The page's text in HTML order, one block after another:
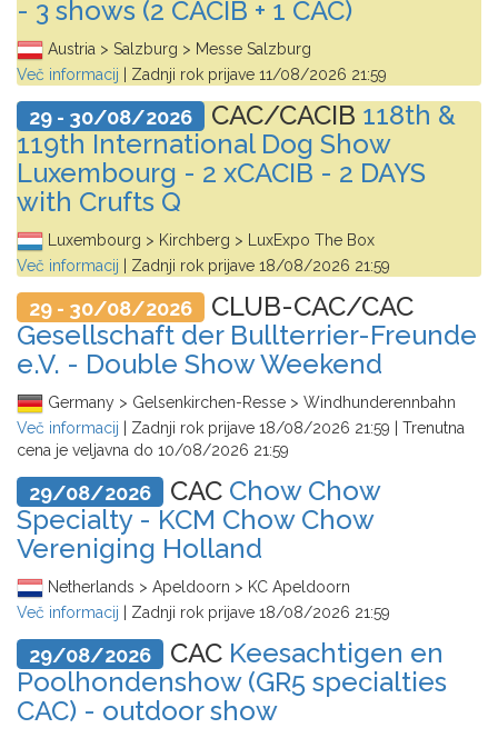
- 3 shows (2 CACIB + 1 CAC)
Austria > Salzburg > Messe Salzburg
Več informacij
| Zadnji rok prijave 11/08/2026 21:59
29 - 30/08/2026 CAC/CACIB 118th &
119th International Dog Show
Luxembourg - 2 xCACIB - 2 DAYS
with Crufts Q
Luxembourg > Kirchberg > LuxExpo The Box
Več informacij
| Zadnji rok prijave 18/08/2026 21:59
29 - 30/08/2026 CLUB-CAC/CAC
Gesellschaft der Bullterrier-Freunde
e.V. - Double Show Weekend
Germany > Gelsenkirchen-Resse > Windhunderennbahn
Več informacij
| Zadnji rok prijave 18/08/2026 21:59
| Trenutna
cena je veljavna do 10/08/2026 21:59
29/08/2026 CAC Chow Chow
Specialty - KCM Chow Chow
Vereniging Holland
Netherlands > Apeldoorn > KC Apeldoorn
Več informacij
| Zadnji rok prijave 18/08/2026 21:59
29/08/2026 CAC Keesachtigen en
Poolhondenshow (GR5 specialties
CAC) - outdoor show